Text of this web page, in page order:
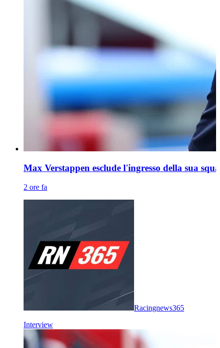
Max Verstappen esclude l'ingresso della sua
2 ore fa
Racingnews365
Interview